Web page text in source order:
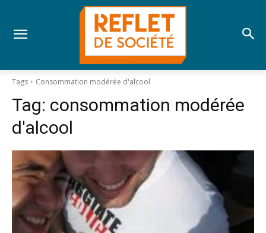
Tags Consommation modérée d'alcool
Tag: consommation modérée
d'alcool